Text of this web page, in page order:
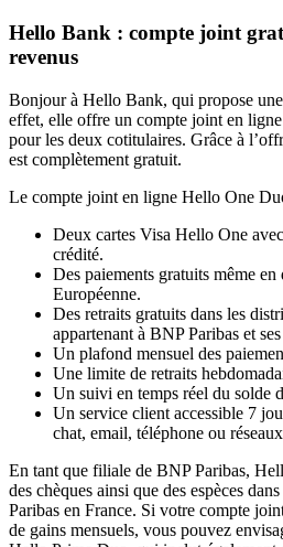
Hello Bank : compte joint
revenus
Bonjour à Hello Bank, qui propose
effet, elle offre un compte joint en
pour les deux cotitulaires. Grâce à
est complètement gratuit.
Le compte joint en ligne Hello One
Deux cartes Visa Hello One
crédité.
Des paiements gratuits même en
Européenne.
Des retraits gratuits dans les
appartenant à BNP Paribas et
Un plafond mensuel des
Une limite de retraits
Un suivi en temps réel du solde
Un service client accessible 7
chat, email, téléphone ou
En tant que filiale de BNP Paribas,
des chèques ainsi que des espèces
Paribas en France. Si votre compte
de gains mensuels, vous pouvez